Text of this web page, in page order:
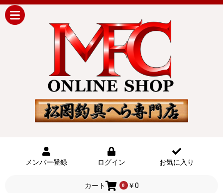
メンバー登録 ログイン お気に入り
カート 0 ￥0